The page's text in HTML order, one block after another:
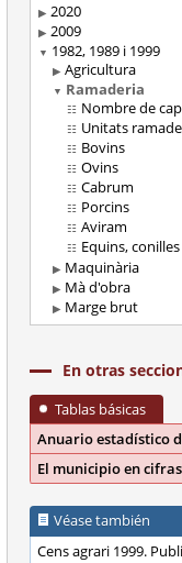
2020
2009
1982, 1989 i 1999
Agricultura
Ramaderia
Nombre de
Unitats
Bovins
Ovins
Cabrum
Porcins
Aviram
Equins,
Maquinària
Mà d'obra
Marge brut
En otras
Tablas básicas
Anuario estadístico
El municipio en cifras
Véase también
Cens agrari 1999.